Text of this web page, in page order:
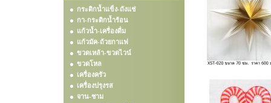
กระติกน้ำแข็ง-ถังแช่
กา-กระติกน้ำร้อน
แก้วน้ำ-เครื่องดื่ม
แก้วมัค-ถ้วยกาแฟ
ขวดเหล้า-ขวดไวน์
ขวดโหล
เครื่องครัว
เครื่องปรุงรส
จาน-ชาม